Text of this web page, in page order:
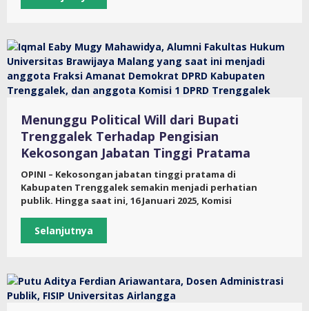
Menunggu Political Will dari Bupati
Trenggalek Terhadap Pengisian
Kekosongan Jabatan Tinggi Pratama
OPINI – Kekosongan jabatan tinggi pratama di
Kabupaten Trenggalek semakin menjadi perhatian
publik. Hingga saat ini, 16 Januari 2025, Komisi
Selanjutnya